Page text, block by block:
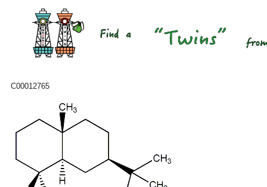
C00012765